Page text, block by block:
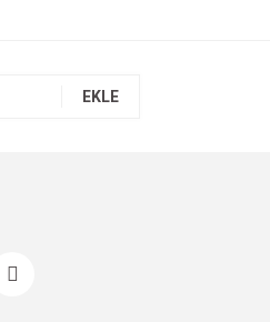
EKLE